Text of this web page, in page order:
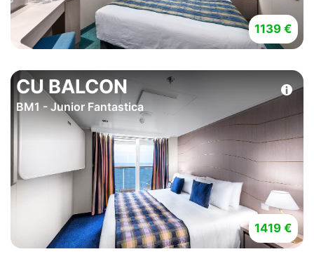
1139 €
CU BALCON
BM1 - Junior Fantastica
1419 €